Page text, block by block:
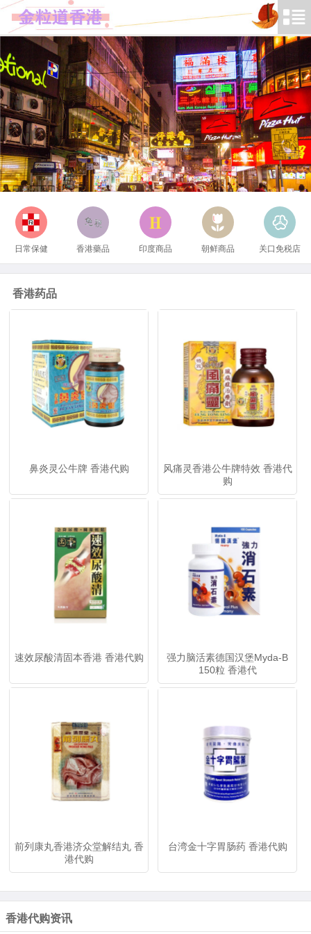
日常保健 香港藥品 印度商品 朝鲜商品 关口免税店
香港药品
鼻炎灵公牛牌 香港代购
风痛灵香港公牛牌特效 香港代
购
速效尿酸清固本香港 香港代购
强力脑活素德国汉堡Myda-B
150粒 香港代
前列康丸香港济众堂解结丸 香
港代购
台湾金十字胃肠药 香港代购
香港代购资讯